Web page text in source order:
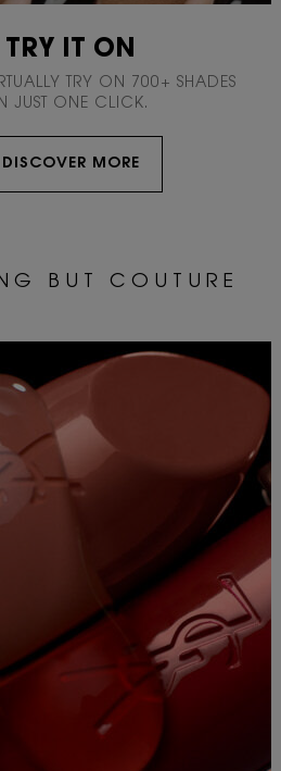
TRY IT ON
TRY ON 700+ SHADES
JUST ONE CLICK.
DISCOVER MORE
G B U T C O U T U R E